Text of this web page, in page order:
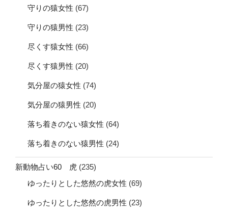
守りの猿女性 (67)
守りの猿男性 (23)
尽くす猿女性 (66)
尽くす猿男性 (20)
気分屋の猿女性 (74)
気分屋の猿男性 (20)
落ち着きのない猿女性 (64)
落ち着きのない猿男性 (24)
新動物占い60 虎 (235)
ゆったりとした悠然の虎女性 (69)
ゆったりとした悠然の虎男性 (23)